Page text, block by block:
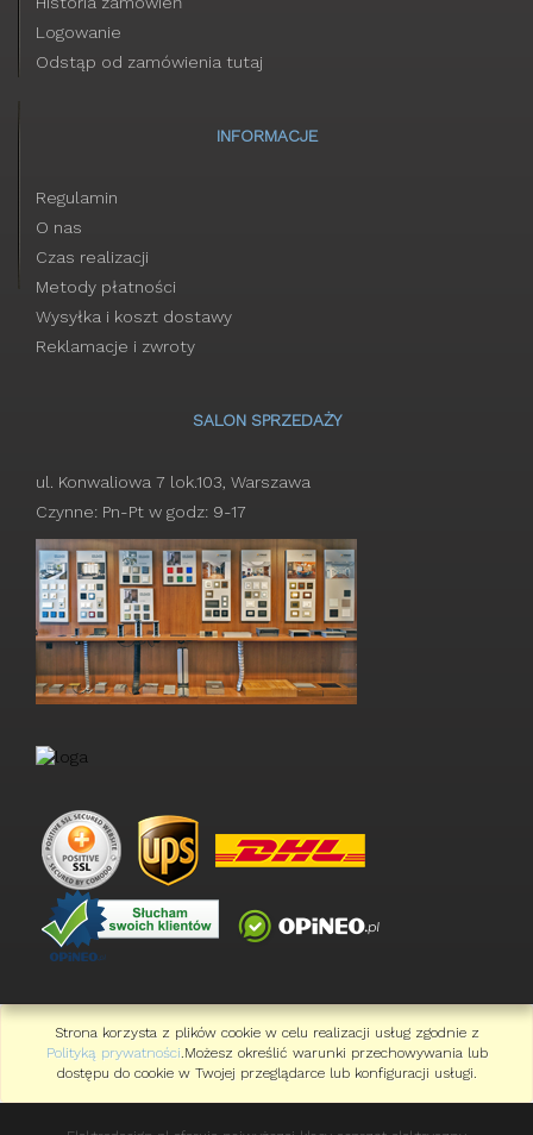
Logowanie
Odstąp od zamówienia tutaj
INFORMACJE
Regulamin
O nas
Czas realizacji
Metody płatności
Wysyłka i koszt dostawy
Reklamacje i zwroty
SALON SPRZEDAŻY
ul. Konwaliowa 7 lok.103, Warszawa
Czynne: Pn-Pt w godz: 9-17
Strona korzysta z plików cookie w celu realizacji usług zgodnie z
Polityką prywatności.Możesz określić warunki przechowywania lub
dostępu do cookie w Twojej przeglądarce lub konfiguracji usługi.